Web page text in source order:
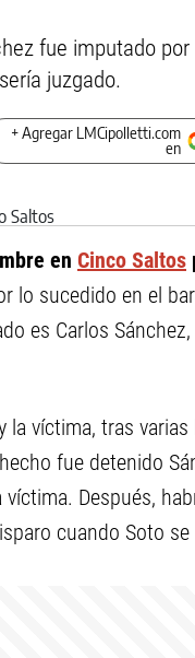
fue imputado
juzgado.
+ Agregar LMCipolletti.com
en
en Cinco Saltos
lo sucedido en el
es Carlos
víctima, tras
fue detenido
Después,
cuando Soto